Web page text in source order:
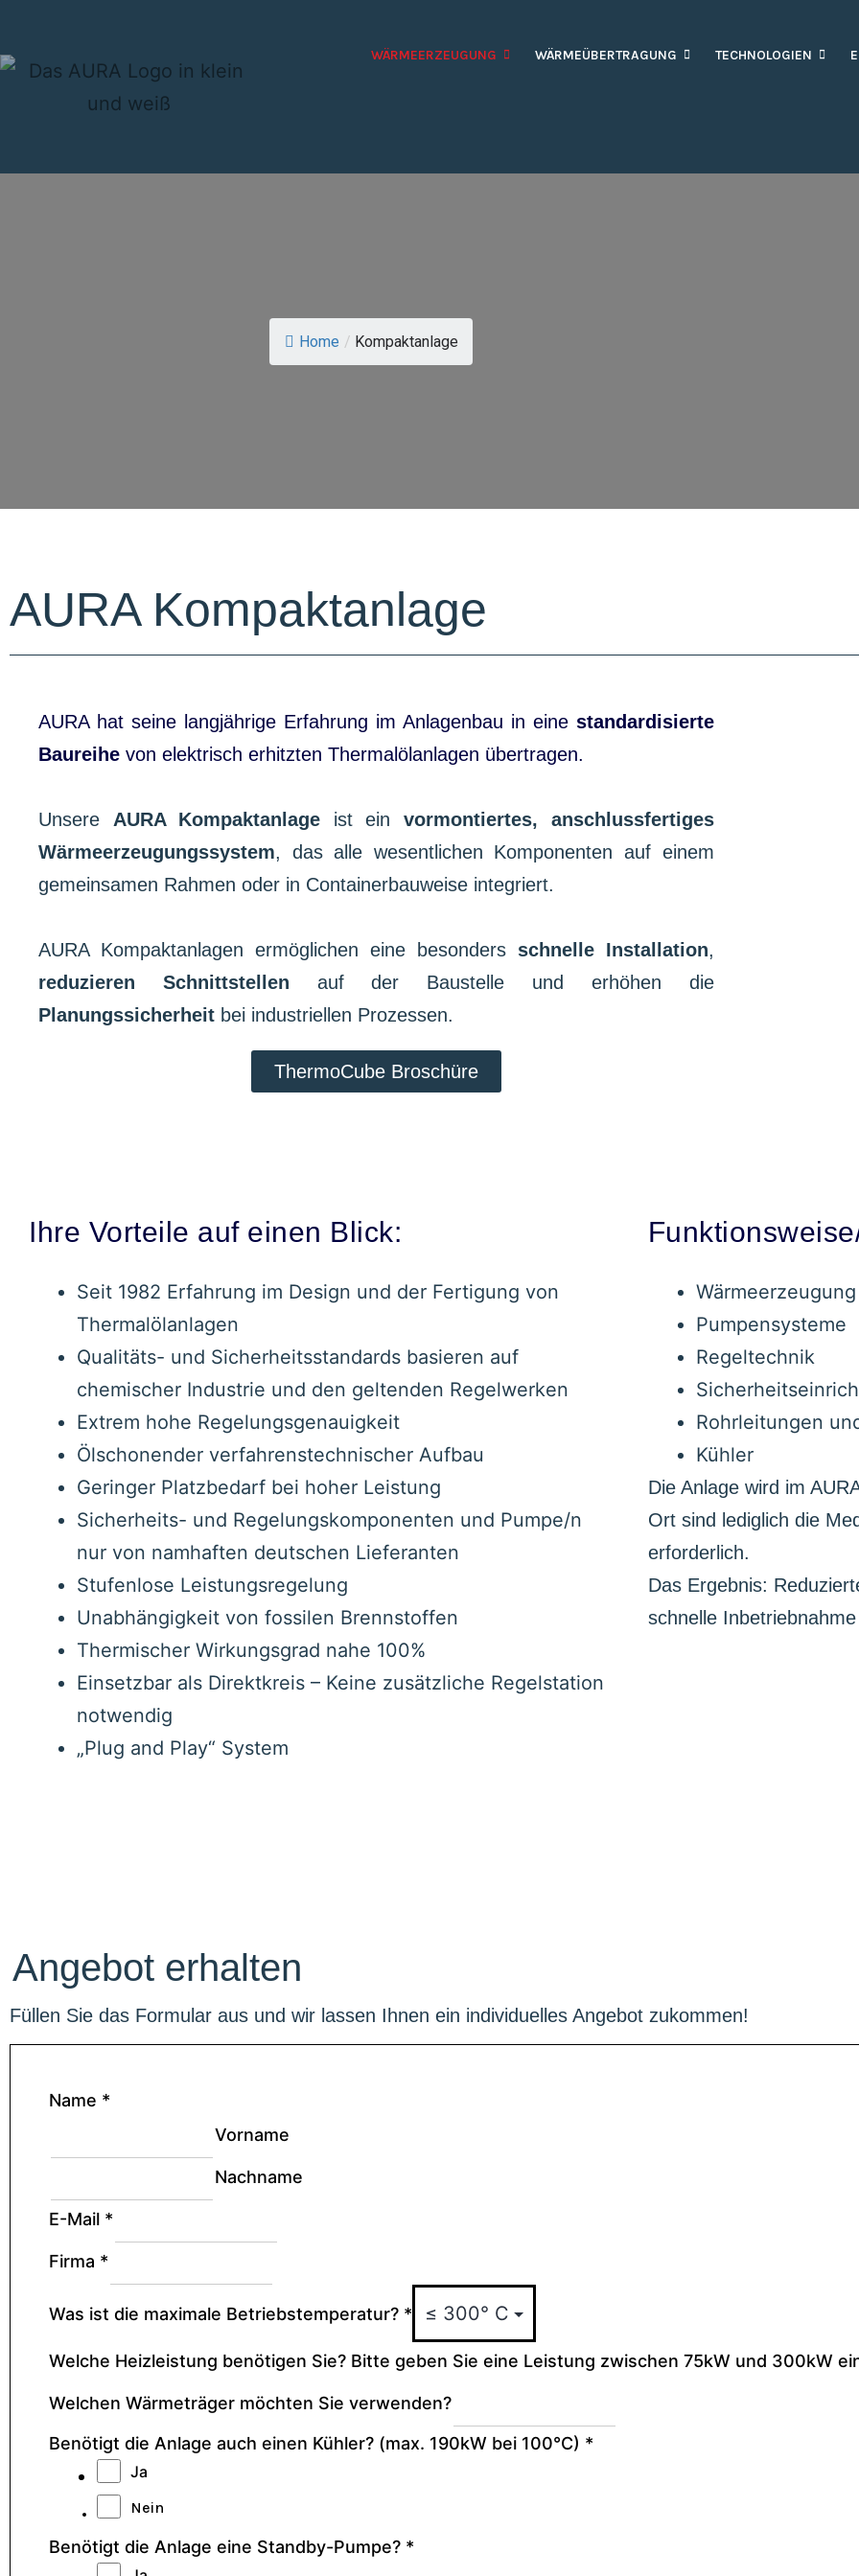
WÄRMEERZEUGUNG WÄRMEÜBERTRAGUNG TECHNOLOGIEN
Home / Kompaktanlage
AURA Kompaktanlage
AURA hat seine langjährige Erfahrung im Anlagenbau in eine standardisierte
Baureihe von elektrisch erhitzten Thermalölanlagen übertragen.
Unsere AURA Kompaktanlage ist einvormontiertes, anschlussfertiges
Wärmeerzeugungssystem, das alle wesentlichen Komponenten auf einem
gemeinsamen Rahmen oder in Containerbauweise integriert.
AURA Kompaktanlagen ermöglichen eine besonders schnelle Installation,
reduzieren Schnittstellen auf der Baustelle und erhöhen die
Planungssicherheit bei industriellen Prozessen.
ThermoCube Broschüre
Ihre Vorteile auf einen Blick:
Seit 1982 Erfahrung im Design und der Fertigung von
Thermalölanlagen
Qualitäts- und Sicherheitsstandards basieren auf
chemischer Industrie und den geltenden Regelwerken
Extrem hohe Regelungsgenauigkeit
Ölschonender verfahrenstechnischer Aufbau
Geringer Platzbedarf bei hoher Leistung
Sicherheits- und Regelungskomponenten und Pumpe/n
nur von namhaften deutschen Lieferanten
Stufenlose Leistungsregelung
Unabhängigkeit von fossilen Brennstoffen
Thermischer Wirkungsgrad nahe 100%
Einsetzbar als Direktkreis – Keine zusätzliche Regelstation
notwendig
„Plug and Play“ System
Pumpensysteme
Regeltechnik
Rohrleitungen
Kühler
Die Anlage wird im
Ort sind lediglich die
erforderlich.
Das Ergebnis:
schnelle Inbetriebnahme
Angebot erhalten
Füllen Sie das Formular aus und wir lassen Ihnen ein individuelles Angebot zukommen!
Name *
Vorname
Nachname
E-Mail *
Firma *
Was ist die maximale Betriebstemperatur? *
Welche Heizleistung benötigen Sie? Bitte geben Sie eine Leistung zwischen 75kW und 300kW
Welchen Wärmeträger möchten Sie verwenden?
Benötigt die Anlage auch einen Kühler? (max. 190kW bei 100°C) *
Ja
Nein
Benötigt die Anlage eine Standby-Pumpe? *